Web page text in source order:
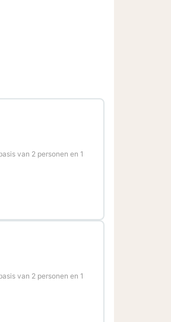
van 2 personen en 1
van 2 personen en 1